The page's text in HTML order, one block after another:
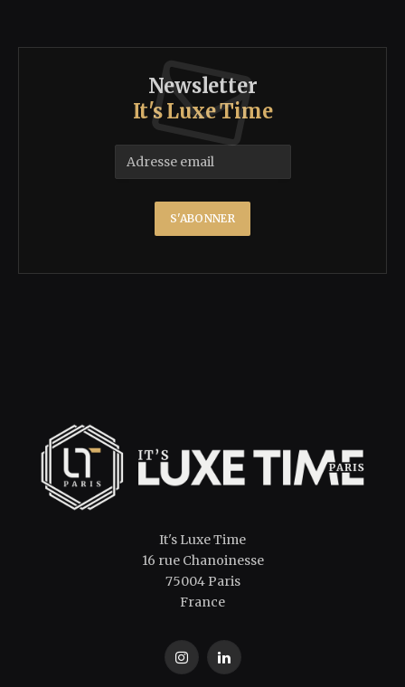
Newsletter
It's Luxe Time
It's Luxe Time
16 rue Chanoinesse
75004 Paris
France
InstagramLinkedIn